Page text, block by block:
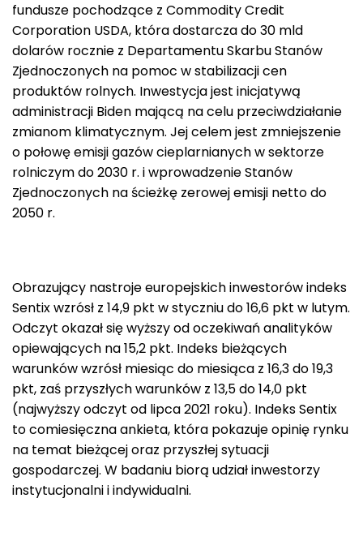
fundusze pochodzące z Commodity Credit
Corporation USDA, która dostarcza do 30 mld
dolarów rocznie z Departamentu Skarbu Stanów
Zjednoczonych na pomoc w stabilizacji cen
produktów rolnych. Inwestycja jest inicjatywą
administracji Biden mającą na celu przeciwdziałanie
zmianom klimatycznym. Jej celem jest zmniejszenie
o połowę emisji gazów cieplarnianych w sektorze
rolniczym do 2030 r. i wprowadzenie Stanów
Zjednoczonych na ścieżkę zerowej emisji netto do
2050 r.
Obrazujący nastroje europejskich inwestorów indeks
Sentix wzrósł z 14,9 pkt w styczniu do 16,6 pkt w lutym.
Odczyt okazał się wyższy od oczekiwań analityków
opiewających na 15,2 pkt. Indeks bieżących
warunków wzrósł miesiąc do miesiąca z 16,3 do 19,3
pkt, zaś przyszłych warunków z 13,5 do 14,0 pkt
(najwyższy odczyt od lipca 2021 roku). Indeks Sentix
to comiesięczna ankieta, która pokazuje opinię rynku
na temat bieżącej oraz przyszłej sytuacji
gospodarczej. W badaniu biorą udział inwestorzy
instytucjonalni i indywidualni.